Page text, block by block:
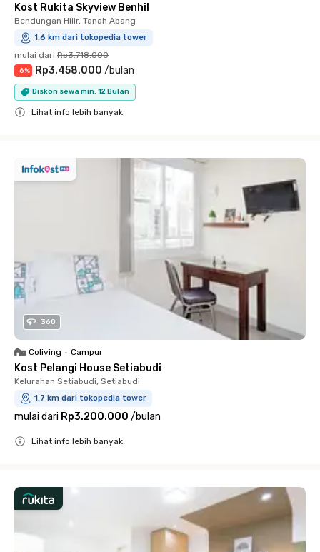
Kost Rukita Skyview Benhil
Bendungan Hilir, Tanah Abang
1.6 km dari tokopedia tower
mulai dari Rp3.718.000
-6% Rp3.458.000 /bulan
Diskon sewa min. 12 Bulan
Lihat info lebih banyak
360
Coliving • Campur
Kost Pelangi House Setiabudi
Kelurahan Setiabudi, Setiabudi
1.7 km dari tokopedia tower
mulai dari Rp3.200.000 /bulan
Lihat info lebih banyak